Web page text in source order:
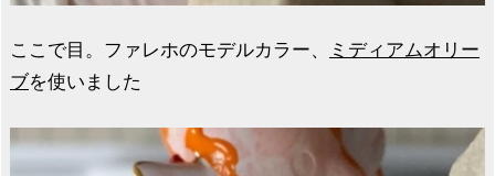
ここで目。ファレホのモデルカラー、
ミディアムオリー
ブを使いました